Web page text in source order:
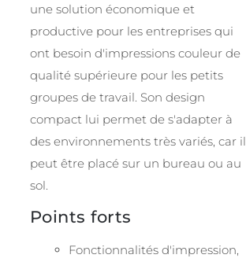
une solution économique et
productive pour les entreprises qui
ont besoin d'impressions couleur de
qualité supérieure pour les petits
groupes de travail. Son design
compact lui permet de s'adapter à
des environnements très variés, car il
peut être placé sur un bureau ou au
sol.
Points forts
Fonctionnalités d'impression,